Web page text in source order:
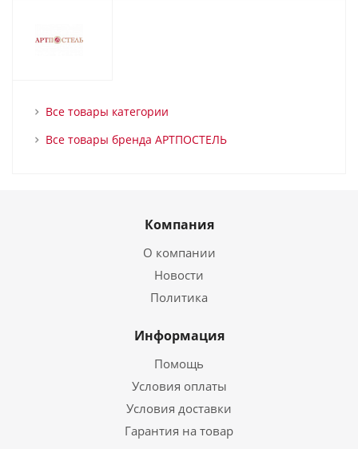
Все товары категории
Все товары бренда АРТПОСТЕЛЬ
Компания
О компании
Новости
Политика
Информация
Помощь
Условия оплаты
Условия доставки
Гарантия на товар